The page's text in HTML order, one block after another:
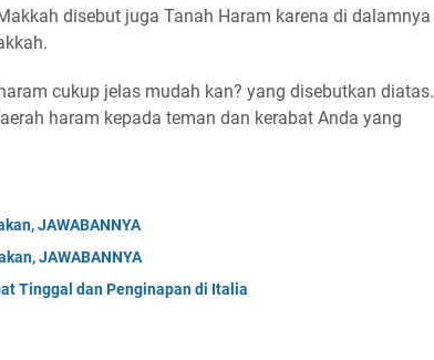
disebut juga Tanah Haram karena di dalamnya
cukup jelas mudah kan? yang disebutkan diatas.
haram kepada teman dan kerabat Anda yang
JAWABANNYA
JAWABANNYA
Tinggal dan Penginapan di Italia